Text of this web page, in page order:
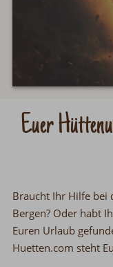
Euer
Braucht Ihr Hilfe bei
Bergen? Oder habt
Euren Urlaub
Huetten.com steht